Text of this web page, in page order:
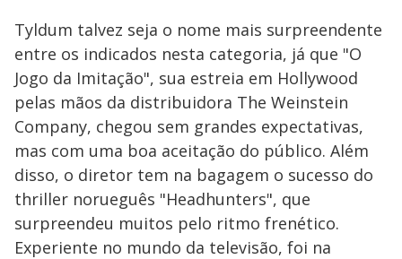
Tyldum talvez seja o nome mais surpreendente
entre os indicados nesta categoria, já que "O
Jogo da Imitação", sua estreia em Hollywood
pelas mãos da distribuidora The Weinstein
Company, chegou sem grandes expectativas,
mas com uma boa aceitação do público. Além
disso, o diretor tem na bagagem o sucesso do
thriller norueguês "Headhunters", que
surpreendeu muitos pelo ritmo frenético.
Experiente no mundo da televisão, foi na